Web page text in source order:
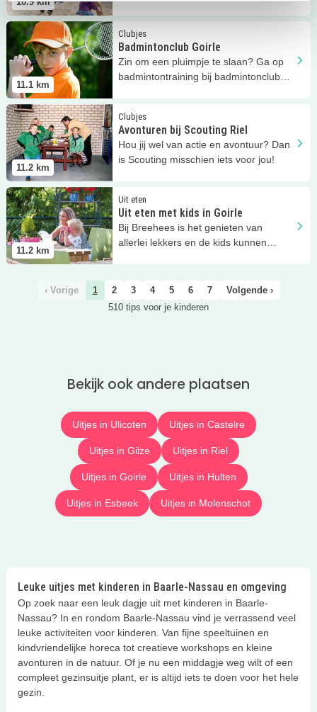
11.1 km
Clubjes
Badmintonclub Goirle
Zin om een pluimpje te slaan? Ga op
badmintontraining bij badmintonclub
Lees meer Badmintonclub Goirle
11.2 km
Clubjes
Avonturen bij Scouting Riel
Hou jij wel van actie en avontuur? Dan
is Scouting misschien iets voor jou!
Lees meerAvonturen bij Scouting Riel
11.2 km
Uit eten
Uit eten met kids in Goirle
Bij Breehees is het genieten van
allerlei lekkers en de kids kunnen
Lees meer Uit eten met kids in Goirle
‹ Vorige 1 2 3 4 5 6 7
Volgende ›
510 tips voor je kinderen
Bekijk ook andere plaatsen
Uitjes in Ulicoten Uitjes in Castelre
Uitjes in Gilze Uitjes in Riel
Uitjes in Goirle Uitjes in Hulten
Uitjes in Esbeek Uitjes in Molenschot
Leuke uitjes met kinderen in Baarle-Nassau en omgeving
Op zoek naar een leuk dagje uit met kinderen in Baarle-
Nassau? In en rondom Baarle-Nassau vind je verrassend veel
leuke activiteiten voor kinderen. Van fijne speeltuinen en
kindvriendelijke horeca tot creatieve workshops en kleine
avonturen in de natuur. Of je nu een middagje weg wilt of een
compleet gezinsuitje plant, er is altijd iets te doen voor het hele
gezin.